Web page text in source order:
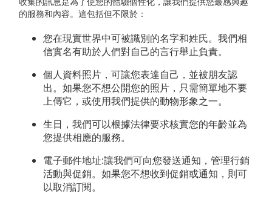
的服務和內容。這包括但不限於：
您在現實世界中可被識別的名字和姓氏。我們相
信實名有助於人們對自己的言行舉止負責。
個人資料照片，可讓您表達自己，並被朋友認
出。如果您不想公開您的照片，只需簡單地不要
上傳它，或使用我們提供的動物形象之一。
生日，我們可以根據法律要求核實您的年齡並為
您提供相應的服務。
電子郵件地址:讓我們可向您發送通知，管理行銷
活動與促銷。如果您不想收到促銷或通知，則可
以取消訂閱。